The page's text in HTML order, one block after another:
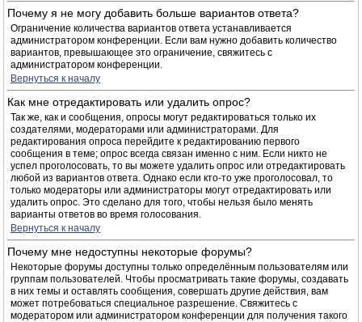
Почему я не могу добавить больше вариантов ответа?
Ограничение количества вариантов ответа устанавливается
администратором конференции. Если вам нужно добавить количество
вариантов, превышающее это ограничение, свяжитесь с
администратором конференции.
Вернуться к началу
Как мне отредактировать или удалить опрос?
Так же, как и сообщения, опросы могут редактироваться только их
создателями, модераторами или администраторами. Для
редактирования опроса перейдите к редактированию первого
сообщения в теме; опрос всегда связан именно с ним. Если никто не
успел проголосовать, то вы можете удалить опрос или отредактировать
любой из вариантов ответа. Однако если кто-то уже проголосовал, то
только модераторы или администраторы могут отредактировать или
удалить опрос. Это сделано для того, чтобы нельзя было менять
варианты ответов во время голосования.
Вернуться к началу
Почему мне недоступны некоторые форумы?
Некоторые форумы доступны только определённым пользователям или
группам пользователей. Чтобы просматривать такие форумы, создавать
в них темы и оставлять сообщения, совершать другие действия, вам
может потребоваться специальное разрешение. Свяжитесь с
модератором или администратором конференции для получения такого